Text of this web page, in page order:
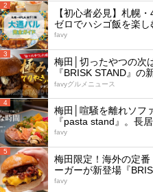
2
【初心者必見】札幌
ゼロでハシゴ飯を楽し
favy
3
梅田│切ったやつの次
『BRISK STAND』の
favyグルメニュース
4
梅田│喧騒を離れソフ
『pasta stand』。長
favy
5
梅田限定！海外の定
ーガーが新登場『
favy